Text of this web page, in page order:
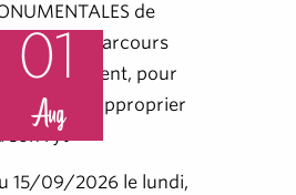
de
Un parcours
librement, pour
se l’approprier
son ryt
15/09/2026 le lundi,
01
Aug